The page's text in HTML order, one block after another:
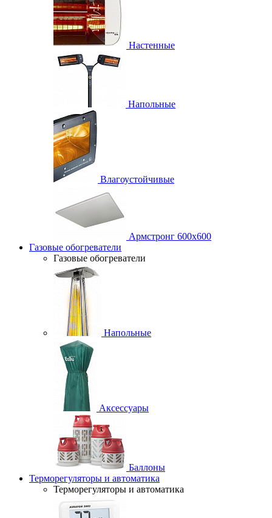
Настенные
Напольные
Влагоустойчивые
Армстронг 600х600
Газовые обогреватели
Газовые обогреватели
Напольные
Аксессуары
Баллоны
Терморегуляторы и автоматика
Терморегуляторы и автоматика